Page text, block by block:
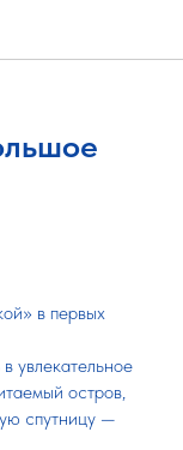
в первых
увлекательное
остров,
спутницу —